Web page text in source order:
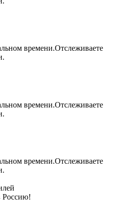
времени.Отслеживаете
времени.Отслеживаете
времени.Отслеживаете
Россию!